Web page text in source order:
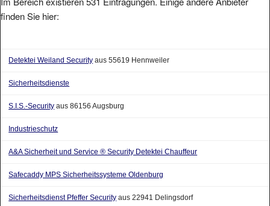
finden Sie hier:
Detektei Weiland Security aus 55619 Hennweiler
Sicherheitsdienste
S.I.S.-Security aus 86156 Augsburg
Industrieschutz
A&A Sicherheit und Service ® Security Detektei Chauffeur
Safecaddy MPS Sicherheitssysteme Oldenburg
Sicherheitsdienst Pfeffer Security aus 22941 Delingsdorf